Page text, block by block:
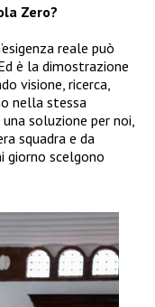
Zero?
reale può
è la dimostrazione
visione, ricerca,
nella stessa
soluzione per noi,
squadra e da
giorno scelgono